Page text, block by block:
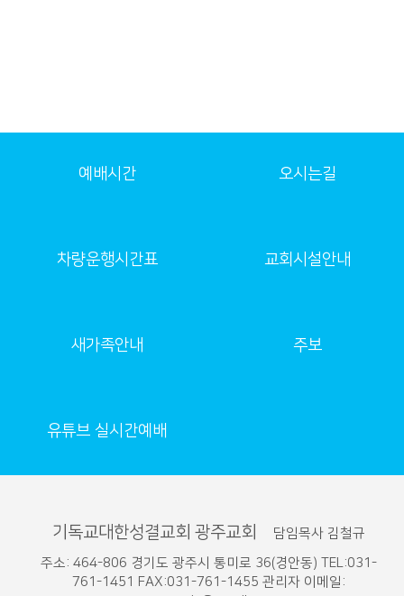
예배시간 오시는길
차량운행시간표 교회시설안내
새가족안내 주보
유튜브 실시간예배
기독교대한성결교회 광주교회
담임목사 김철규
주소: 464-806 경기도 광주시 통미로 36(경안동) TEL:031-
761-1451 FAX:031-761-1455 관리자 이메일: